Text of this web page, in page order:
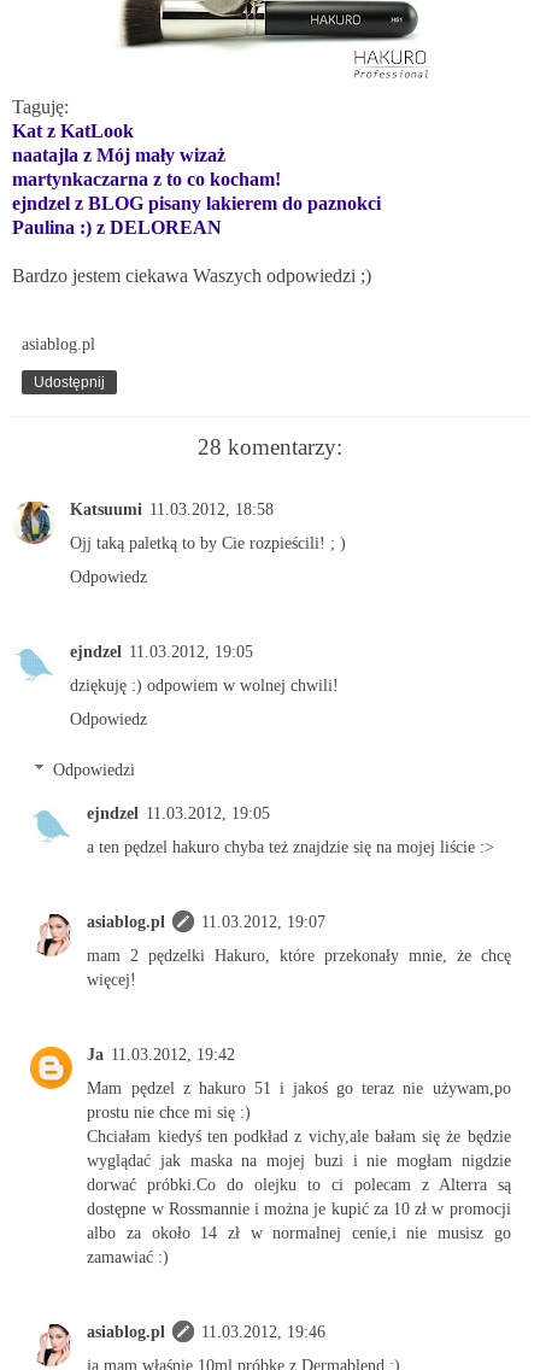
Taguję:
Kat z KatLook
naatajla z Mój mały wizaż
martynkaczarna z to co kocham!
ejndzel z BLOG pisany lakierem do paznokci
Paulina :) z DELOREAN
Bardzo jestem ciekawa Waszych odpowiedzi ;)
asiablog.pl
Udostępnij
28 komentarzy:
Katsuumi 11.03.2012, 18:58
Ojj taką paletką to by Cie rozpieścili! ; )
Odpowiedz
ejndzel 11.03.2012, 19:05
dziękuję :) odpowiem w wolnej chwili!
Odpowiedz
Odpowiedzi
ejndzel 11.03.2012, 19:05
a ten pędzel hakuro chyba też znajdzie się na mojej liście :>
asiablog.pl
11.03.2012, 19:07
mam 2 pędzelki Hakuro, które przekonały mnie, że chcę
więcej!
Ja 11.03.2012, 19:42
Mam pędzel z hakuro 51 i jakoś go teraz nie używam,po
prostu nie chce mi się :)
Chciałam kiedyś ten podkład z vichy,ale bałam się że będzie
wyglądać jak maska na mojej buzi i nie mogłam nigdzie
dorwać próbki.Co do olejku to ci polecam z Alterra są
dostępne w Rossmannie i można je kupić za 10 zł w promocji
albo za około 14 zł w normalnej cenie,i nie musisz go
zamawiać :)
asiablog.pl
11.03.2012, 19:46
ja mam właśnie 10ml próbkę z Dermablend ;)